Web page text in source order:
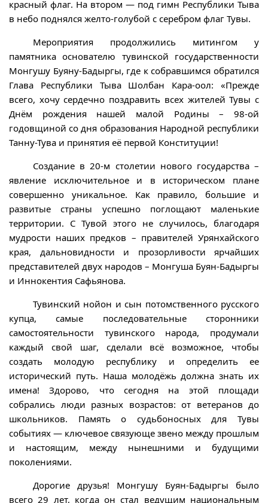
красный флаг. На втором — под гимн Республики Тыва
в небо поднялся желто-голубой с серебром флаг Тувы.
Мероприятия продолжились митингом у
памятника основателю тувинской государственности
Монгушу Буяну-Бадыргы, где к собравшимся обратился
Глава Республики Тыва Шолбан Кара-оол: «Прежде
всего, хочу сердечно поздравить всех жителей Тувы с
Днём рождения нашей малой Родины – 98-ой
годовщиной со дня образования Народной республики
Танну-Тува и принятия её первой Конституции!
Создание в 20-м столетии нового государства –
явление исключительное и в историческом плане
совершенно уникальное. Как правило, большие и
развитые страны успешно поглощают маленькие
территории. С Тувой этого не случилось, благодаря
мудрости наших предков – правителей Урянхайского
края, дальновидности и прозорливости ярчайших
представителей двух народов – Монгуша Буян-Бадыргы
и Иннокентия Сафьянова.
Тувинский нойон и сын потомственного русского
купца, самые последовательные сторонники
самостоятельности тувинского народа, продумали
каждый свой шаг, сделали всё возможное, чтобы
создать молодую республику и определить ее
исторический путь. Наша молодёжь должна знать их
имена! Здорово, что сегодня на этой площади
собрались люди разных возрастов: от ветеранов до
школьников. Память о судьбоносных для Тувы
событиях — ключевое связующе звено между прошлым
и настоящим, между нынешними и будущими
поколениями.
Дорогие друзья! Монгушу Буян-Бадыргы было
всего 29 лет, когда он стал ведущим национальным